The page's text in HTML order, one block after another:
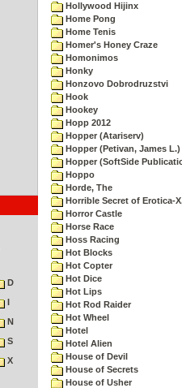
D
I
N
S
X
Hollywood Hijinx
Home Pong
Home Tenis
Homer's Honey Craze
Homonimos
Honky
Honzovo Dobrodruzstvi
Hook
Hookey
Hopp 2012
Hopper (Atariserv)
Hopper (Petivan, James L.)
Hopper (SoftSide
Hoppo
Horde, The
Horrible Secret of Erotica-
Horror Castle
Horse Race
Hoss Racing
Hot Blocks
Hot Copter
Hot Dice
Hot Lips
Hot Rod Raider
Hot Wheel
Hotel
Hotel Alien
House of Devil
House of Secrets
House of Usher